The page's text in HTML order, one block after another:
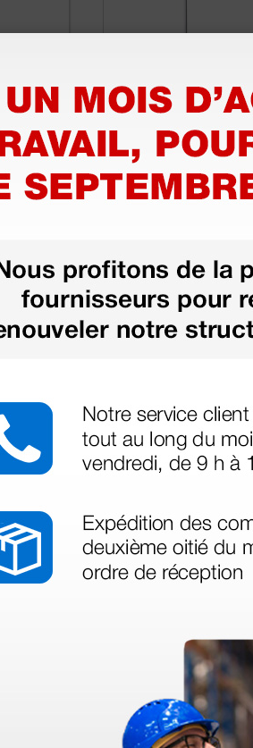
Buck
1 pc.
Marteau à réflexes
Babinsky Ø 4,5 cm -
argent
besoin
votre
ce produit.